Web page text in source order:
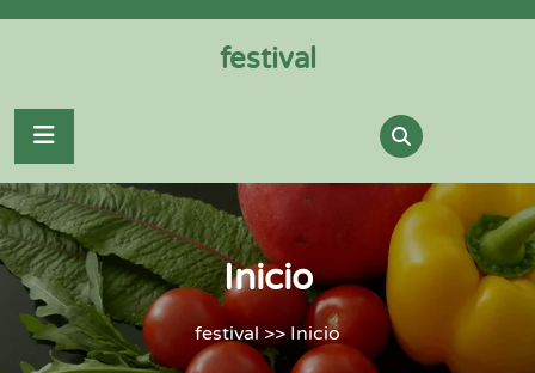
Skip
festival
Inicio
festival>> Inicio